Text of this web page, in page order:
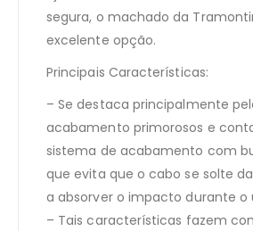
segura, o machado da
excelente opção.
Principais Características:
– Se destaca principalmente
acabamento primorosos e
sistema de acabamento com
que evita que o cabo se solte
a absorver o impacto durante o
– Tais características fazem